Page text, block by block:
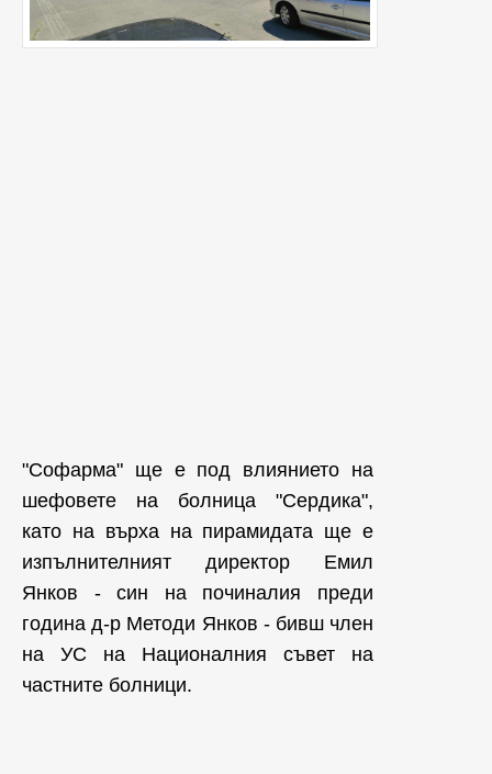
"Софарма" ще е под влиянието на
шефовете на болница "Сердика",
като на върха на пирамидата ще е
изпълнителният директор Емил
Янков - син на починалия преди
година д-р Методи Янков - бивш член
на УС на Националния съвет на
частните болници.